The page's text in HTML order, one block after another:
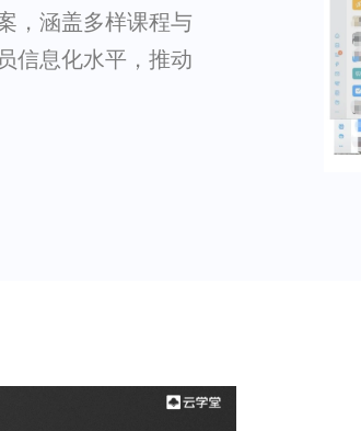
，涵盖多样课程与
信息化水平，推动